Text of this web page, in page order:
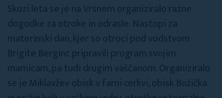
Skozi leta se je na Vrsnem organiziralo razne
dogodke za otroke in odrasle. Nastopi za
materinski dan, kjer so otroci pod vodstvom
Brigite Berginc pripravili program svojim
mamicam, pa tudi drugim vaščanom. Organiziralo
se je Miklavžev obisk v farni cerkvi, obisk Božička